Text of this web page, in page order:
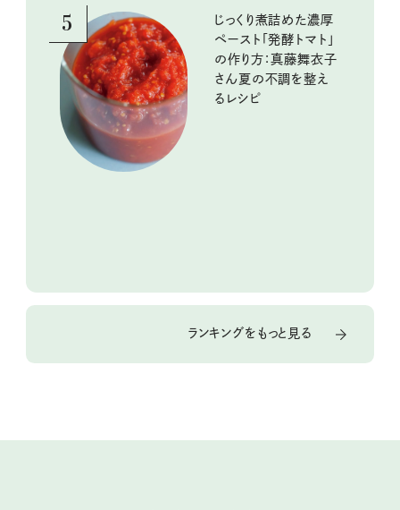
5
じっくり煮詰めた濃厚
ペースト「発酵トマト」
の作り方：真藤舞衣子
さん夏の不調を整え
るレシピ
ランキングをもっと見る